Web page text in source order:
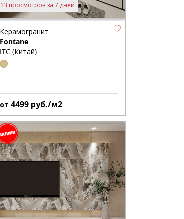
13 просмотров за 7 дней
Керамогранит
Fontane
ITC (Китай)
от 4499 руб./м2